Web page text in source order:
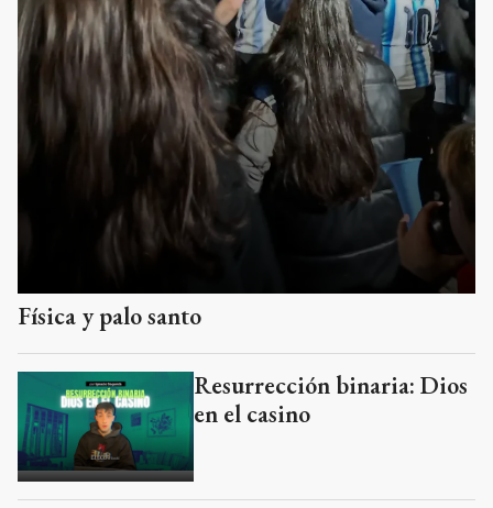
Física y palo santo
Resurrección binaria: Dios
en el casino